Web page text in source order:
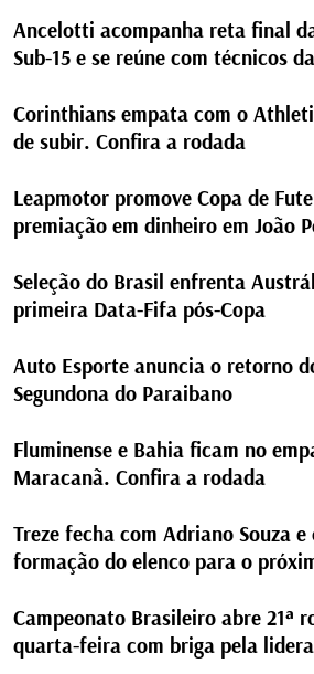
Ancelotti acompanha reta final
Sub-15 e se reúne com técnicos
Corinthians empata com o
de subir. Confira a rodada
Leapmotor promove Copa de
premiação em dinheiro em João
Seleção do Brasil enfrenta
primeira Data-Fifa pós-Copa
Auto Esporte anuncia o retorno
Segundona do Paraibano
Fluminense e Bahia ficam no
Maracanã. Confira a rodada
Treze fecha com Adriano Souza
formação do elenco para o
Campeonato Brasileiro abre 21ª
quarta-feira com briga pela